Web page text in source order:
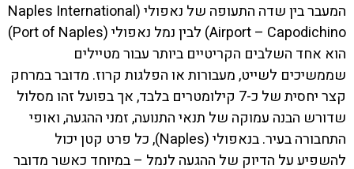
המעבר בין שדה התעופה של נאפולי (Naples International
Airport – Capodichino) לבין נמל נאפולי (Port of Naples)
הוא אחד השלבים הקריטיים ביותר עבור מטיילים
שממשיכים לשייט, מעבורות או הפלגות קרוז. מדובר במרחק
קצר יחסית של כ-7 קילומטרים בלבד, אך בפועל זהו מסלול
שדורש הבנה עמוקה של תנאי התנועה, זמני ההגעה, ואופי
התחבורה בעיר. בנאפולי (Naples), כל פרט קטן יכול
להשפיע על הדיוק של ההגעה לנמל – במיוחד כאשר מדובר